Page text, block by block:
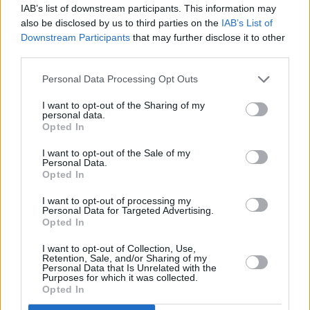
IAB’s list of downstream participants. This information may
also be disclosed by us to third parties on the IAB’s List of
Downstream Participants that may further disclose it to other
Personal Data Processing Opt Outs
I want to opt-out of the Sharing of my
personal data.
Opted In
I want to opt-out of the Sale of my
Personal Data.
Opted In
I want to opt-out of processing my
Personal Data for Targeted Advertising.
Opted In
I want to opt-out of Collection, Use,
Retention, Sale, and/or Sharing of my
Personal Data that Is Unrelated with the
Purposes for which it was collected.
Opted In
testigo más que probable de los episodios de la
conquista y colonización, era ya visitado cada año
por alrededor de un millón de viajeros, y su salud
irremediablemente parte de sus raíces, y otra parte
había sufrido por el tránsito de una carretera que
pasaba al lado.
Dos vistas del entorno del Drago de Icod, en la
actualidad y después de 1941, cuando se
embelleció la zona con jardines. En la foto en